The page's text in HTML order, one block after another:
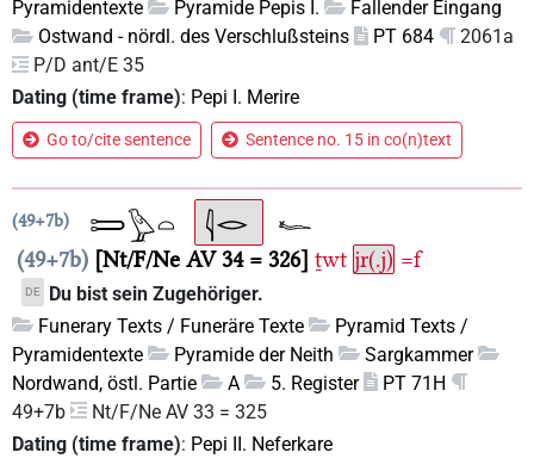
Pyramidentexte Pyramide Pepis I.
Fallender Eingang
Ostwand - nördl. des Verschlußsteins
PT 684
2061a
P/D ant/E 35
Dating (time frame): Pepi I. Merire
Go to/cite sentence Sentence no. 15 in co(n)text
49+7b
49+7b Nt/F/Ne AV 34 = 326 ṯwt jr(.j) =f
DE
Du bist sein Zugehöriger.
Funerary Texts / Funeräre Texte
Pyramid Texts /
Pyramidentexte
Pyramide der Neith
Sargkammer
Nordwand, östl. Partie
A 5. Register
PT 71H
49+7b
Nt/F/Ne AV 33 = 325
Dating (time frame): Pepi II. Neferkare